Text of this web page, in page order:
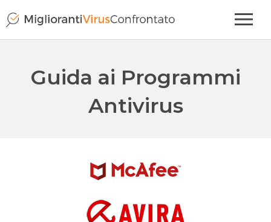
Guida ai Programmi
Antivirus